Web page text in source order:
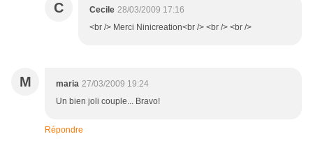
C Cecile 28/03/2009 17:16
<br /> Merci Ninicreation<br /> <br /> <br />
M maria 27/03/2009 19:24
Un bien joli couple... Bravo!
Répondre